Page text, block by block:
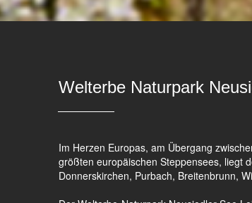
Welterbe Naturpark
Im Herzen Europas, am Übergang
größten europäischen Steppensees, liegt
Donnerskirchen, Purbach, Breitenbrunn,